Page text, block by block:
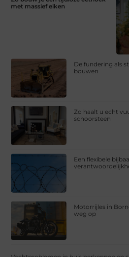
met massief eiken
De fundering als
bouwen
Zo haalt u echt
schoorsteen
Een flexibele
Motorrijles in
weg op